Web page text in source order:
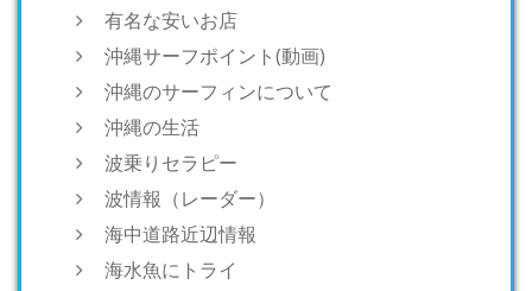
有名な安いお店
沖縄サーフポイント(動画)
沖縄のサーフィンについて
沖縄の生活
波乗りセラピー
波情報（レーダー）
海中道路近辺情報
海水魚にトライ